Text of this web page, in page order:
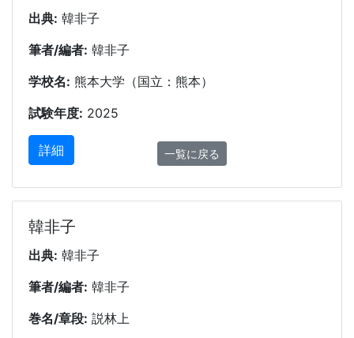
出典: 韓非子
筆者/編者: 韓非子
学校名: 熊本大学（国立：熊本）
試験年度: 2025
詳細 一覧に戻る
韓非子
出典: 韓非子
筆者/編者: 韓非子
巻名/章段: 説林上